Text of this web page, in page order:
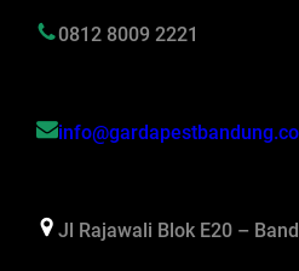
0812 8009 2221
Jl Rajawali Blok E20 –